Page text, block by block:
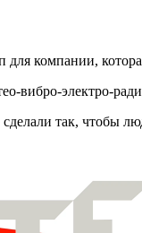
для компании,
вибро-электро-
так, чтобы